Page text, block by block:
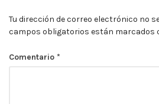
Tu dirección de correo electrónico no
campos obligatorios están marcados
Comentario *